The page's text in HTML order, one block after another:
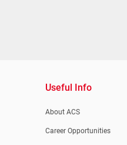
Useful Info
About ACS
Career Opportunities